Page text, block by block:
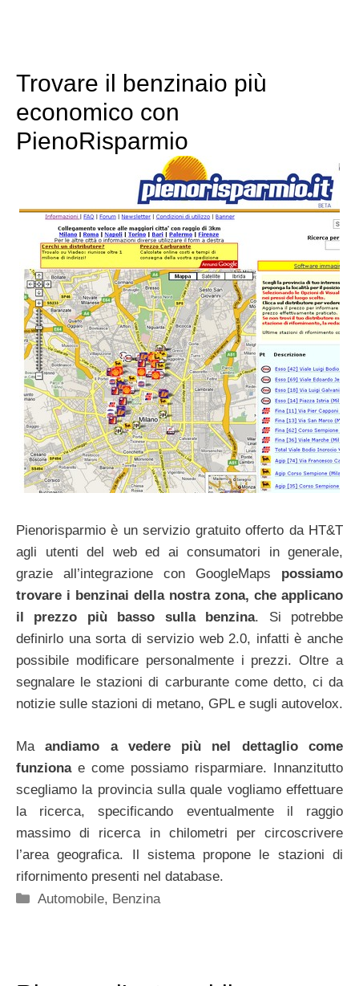
Trovare il benzinaio più
economico con
PienoRisparmio
Pienorisparmio è un servizio gratuito offerto da HT&T
agli utenti del web ed ai consumatori in generale,
grazie all’integrazione con GoogleMaps possiamo
trovare i benzinai della nostra zona, che applicano
il prezzo più basso sulla benzina. Si potrebbe
definirlo una sorta di servizio web 2.0, infatti è anche
possibile modificare personalmente i prezzi. Oltre a
segnalare le stazioni di carburante come detto, ci da
notizie sulle stazioni di metano, GPL e sugli autovelox.
Maandiamo a vedere più nel dettaglio come
funzionae come possiamo risparmiare. Innanzitutto
scegliamo la provincia sulla quale vogliamo effettuare
la ricerca, specificando eventualmente il raggio
massimo di ricerca in chilometri per circoscrivere
l’area geografica. Il sistema propone le stazioni di
rifornimento presenti nel database.
Categorie
Automobile, Benzina